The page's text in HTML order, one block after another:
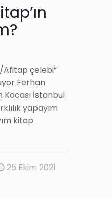
çelebi”
Ferhan
Kocası İstanbul
yapayım
kitap
25 Ekim 2021